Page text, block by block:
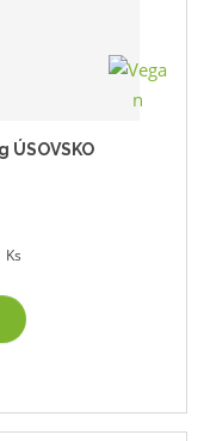
Ks